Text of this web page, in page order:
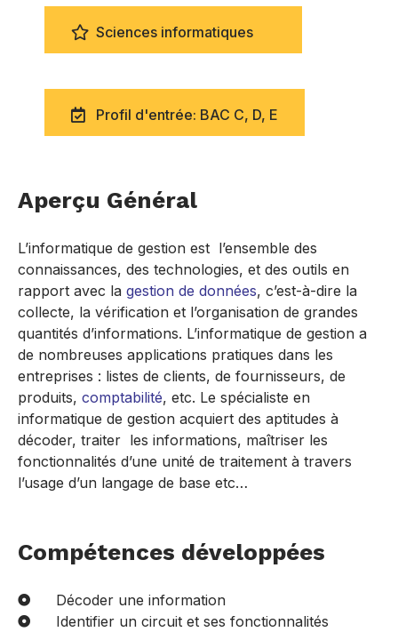
Sciences informatiques
Profil d'entrée: BAC C, D, E
Aperçu Général
L’informatique de gestion est l’ensemble des
connaissances, des technologies, et des outils en
rapport avec la gestion de données, c’est-à-dire la
collecte, la vérification et l’organisation de grandes
quantités d’informations. L’informatique de gestion a
de nombreuses applications pratiques dans les
entreprises : listes de clients, de fournisseurs, de
produits, comptabilité, etc. Le spécialiste en
informatique de gestion acquiert des aptitudes à
décoder, traiter les informations, maîtriser les
fonctionnalités d’une unité de traitement à travers
l’usage d’un langage de base etc…
Compétences développées
Décoder une information
Identifier un circuit et ses fonctionnalités